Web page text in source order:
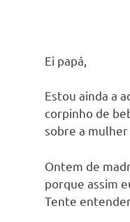
Ei papá,
Estou ainda a
corpinho de
sobre a mulher
Ontem de
porque assim
Tente entender